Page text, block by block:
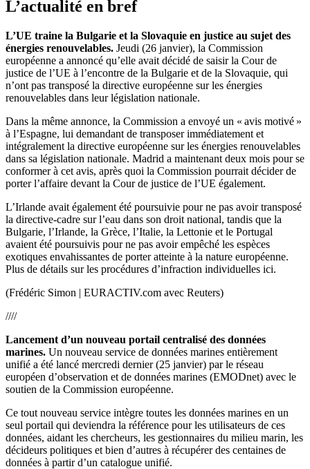
L’actualité en bref
L’UE traine la Bulgarie et la Slovaquie en justice au sujet des
énergies renouvelables. Jeudi (26 janvier), la Commission
européenne a annoncé qu’elle avait décidé de saisir la Cour de
justice de l’UE à l’encontre de la Bulgarie et de la Slovaquie, qui
n’ont pas transposé la directive européenne sur les énergies
renouvelables dans leur législation nationale.
Dans la même annonce, la Commission a envoyé un « avis motivé »
à l’Espagne, lui demandant de transposer immédiatement et
intégralement la directive européenne sur les énergies renouvelables
dans sa législation nationale. Madrid a maintenant deux mois pour se
conformer à cet avis, après quoi la Commission pourrait décider de
porter l’affaire devant la Cour de justice de l’UE également.
L’Irlande avait également été poursuivie pour ne pas avoir transposé
la directive-cadre sur l’eau dans son droit national, tandis que la
Bulgarie, l’Irlande, la Grèce, l’Italie, la Lettonie et le Portugal
avaient été poursuivis pour ne pas avoir empêché les espèces
exotiques envahissantes de porter atteinte à la nature européenne.
Plus de détails sur les procédures d’infraction individuelles ici.
(Frédéric Simon | EURACTIV.com avec Reuters)
////
Lancement d’un nouveau portail centralisé des données
marines. Un nouveau service de données marines entièrement
unifié a été lancé mercredi dernier (25 janvier) par le réseau
européen d’observation et de données marines (EMODnet) avec le
soutien de la Commission européenne.
Ce tout nouveau service intègre toutes les données marines en un
seul portail qui deviendra la référence pour les utilisateurs de ces
données, aidant les chercheurs, les gestionnaires du milieu marin, les
décideurs politiques et bien d’autres à récupérer des centaines de
données à partir d’un catalogue unifié.